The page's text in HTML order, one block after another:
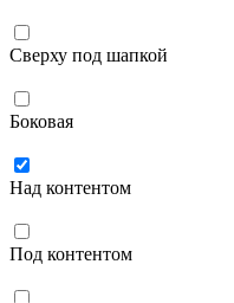
Сверху под шапкой
Боковая
Над контентом
Под контентом